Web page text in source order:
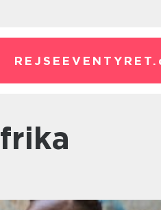
REJSEEVENTYRET.
Afrika